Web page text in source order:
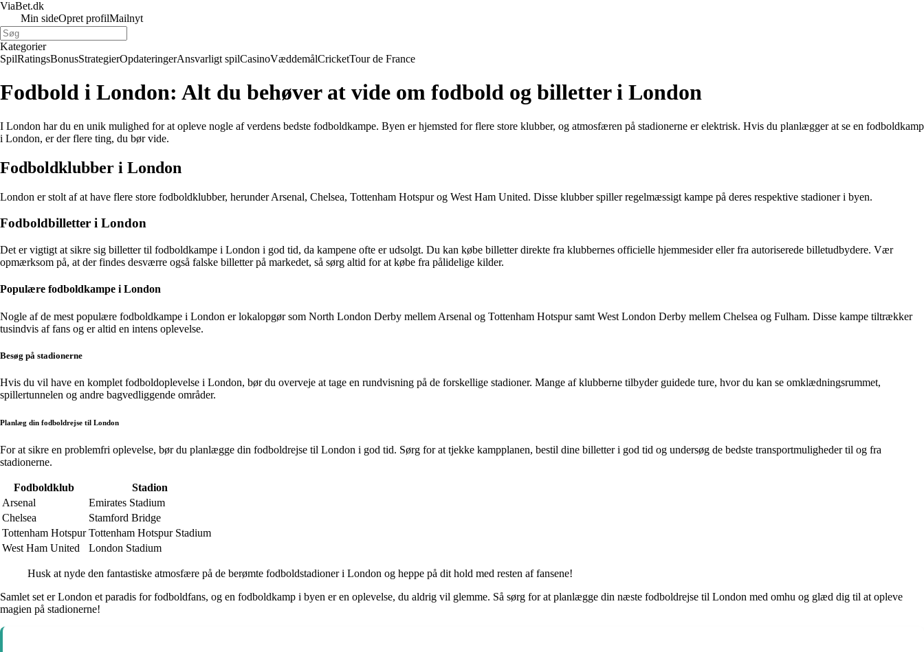
ViaBet.dk
Min sideOpret profilMailnyt
Kategorier
SpilRatingsBonusStrategierOpdateringerAnsvarligt spilCasinoVæddemålCricketTour de France
Fodbold i London: Alt du behøver at vide om fodbold og billetter i London
I London har du en unik mulighed for at opleve nogle af verdens bedste fodboldkampe. Byen er hjemsted for flere store klubber, og atmosfæren på stadionerne er elektrisk. Hvis du planlægger at se en fodboldkamp
i London, er der flere ting, du bør vide.
Fodboldklubber i London
London er stolt af at have flere store fodboldklubber, herunder Arsenal, Chelsea, Tottenham Hotspur og West Ham United. Disse klubber spiller regelmæssigt kampe på deres respektive stadioner i byen.
Fodboldbilletter i London
Det er vigtigt at sikre sig billetter til fodboldkampe i London i god tid, da kampene ofte er udsolgt. Du kan købe billetter direkte fra klubbernes officielle hjemmesider eller fra autoriserede billetudbydere. Vær
opmærksom på, at der findes desværre også falske billetter på markedet, så sørg altid for at købe fra pålidelige kilder.
Populære fodboldkampe i London
Nogle af de mest populære fodboldkampe i London er lokalopgør som North London Derby mellem Arsenal og Tottenham Hotspur samt West London Derby mellem Chelsea og Fulham. Disse kampe tiltrækker
tusindvis af fans og er altid en intens oplevelse.
Besøg på stadionerne
Hvis du vil have en komplet fodboldoplevelse i London, bør du overveje at tage en rundvisning på de forskellige stadioner. Mange af klubberne tilbyder guidede ture, hvor du kan se omklædningsrummet,
spillertunnelen og andre bagvedliggende områder.
Planlæg din fodboldrejse til London
For at sikre en problemfri oplevelse, bør du planlægge din fodboldrejse til London i god tid. Sørg for at tjekke kampplanen, bestil dine billetter i god tid og undersøg de bedste transportmuligheder til og fra
stadionerne.
Fodboldklub
Stadion
Arsenal
Emirates Stadium
Chelsea
Stamford Bridge
Tottenham Hotspur Tottenham Hotspur Stadium
West Ham United
London Stadium
Husk at nyde den fantastiske atmosfære på de berømte fodboldstadioner i London og heppe på dit hold med resten af fansene!
Samlet set er London et paradis for fodboldfans, og en fodboldkamp i byen er en oplevelse, du aldrig vil glemme. Så sørg for at planlægge din næste fodboldrejse til London med omhu og glæd dig til at opleve
magien på stadionerne!